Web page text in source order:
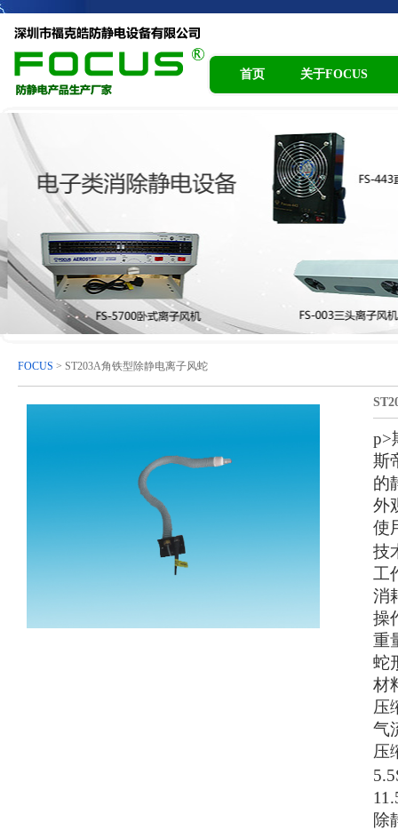
首页 关于FOCUS
FOCUS > ST203A角铁型除静电离子风蛇
p>
斯
的
外
使
技
工
消
操
重
蛇
材
压
气
压
除